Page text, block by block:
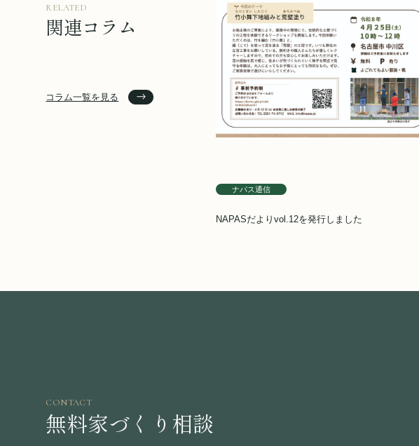
RELATED
関連コラム
コラム一覧を見る
ナパス通信
NAPASだよりvol.12を発行しました
CONTACT
無料家づくり相談